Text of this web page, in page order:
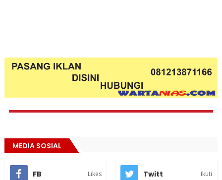
MEDIA SOSIAL
FB Likes Twitt Ikuti